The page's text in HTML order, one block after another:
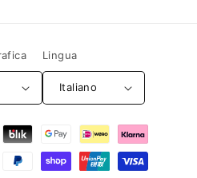
Lingua
Italiano